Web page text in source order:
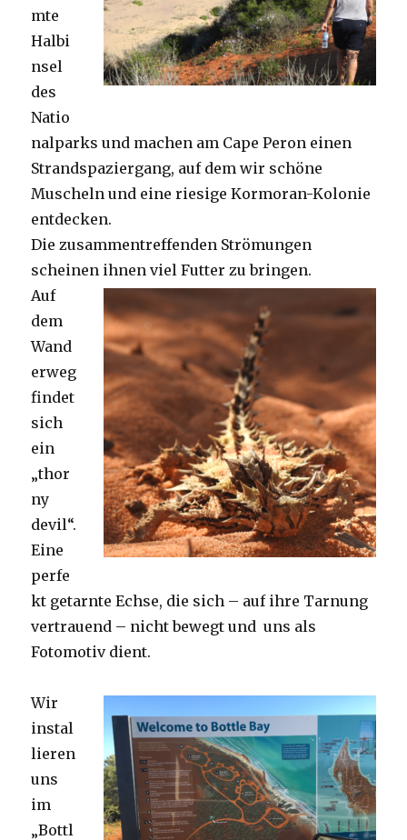
mte
Halbi
nsel
des
Natio
nalparks und machen am Cape Peron einen
Strandspaziergang, auf dem wir schöne
Muscheln und eine riesige Kormoran-Kolonie
entdecken.
Die zusammentreffenden Strömungen
scheinen ihnen viel Futter zu bringen.
Auf
dem
Wand
erweg
findet
sich
ein
„thor
ny
devil“.
Eine
perfe
kt getarnte Echse, die sich – auf ihre Tarnung
vertrauend – nicht bewegt und uns als
Fotomotiv dient.
Wir
instal
lieren
uns
im
„Bottl